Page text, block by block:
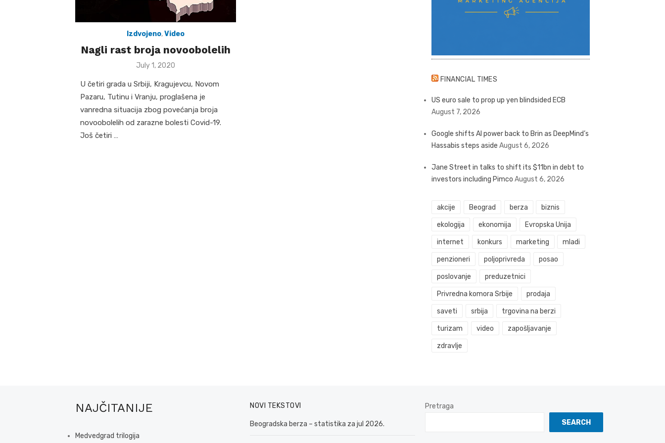
Izdvojeno,Video
Nagli rast broja novoobolelih
Posted
July 1, 2020
U četiri grada u Srbiji, Kragujevcu, Novom
Pazaru, Tutinu i Vranju, proglašena je
vanredna situacija zbog povećanja broja
novoobolelih od zarazne bolesti Covid-19.
Još četiri …
FINANCIAL TIMES
US euro sale to prop up yen blindsided ECB
August 7, 2026
Google shifts AI power back to Brin as DeepMind’s
Hassabis steps aside August 6, 2026
Jane Street in talks to shift its $11bn in debt to
investors including Pimco August 6, 2026
akcije Beograd berza biznis
ekologija ekonomija Evropska Unija
internet konkurs marketing mladi
penzioneri poljoprivreda posao
poslovanje preduzetnici
Privredna komora Srbije prodaja
saveti srbija trgovina na berzi
turizam video zapošljavanje
zdravlje
NAJČITANIJE
Medvedgrad trilogija
NOVI TEKSTOVI
Beogradska berza – statistika za jul 2026.
Pretraga
SEARCH